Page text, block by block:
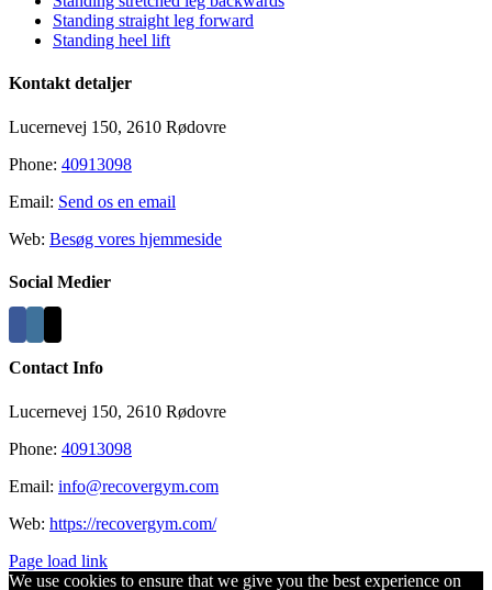
Standing straight leg forward
Standing heel lift
Kontakt detaljer
Lucernevej 150, 2610 Rødovre
Phone: 40913098
Email: Send os en email
Web: Besøg vores hjemmeside
Social Medier
Contact Info
Lucernevej 150, 2610 Rødovre
Phone: 40913098
Email: info@recovergym.com
Web: https://recovergym.com/
Page load link
We use cookies to ensure that we give you the best experience on